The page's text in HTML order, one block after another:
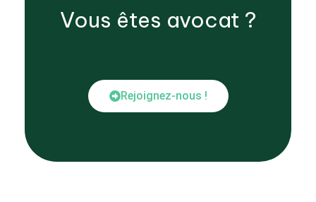
Vous êtes avocat ?
Rejoignez-nous !